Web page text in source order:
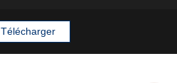
Télécharger